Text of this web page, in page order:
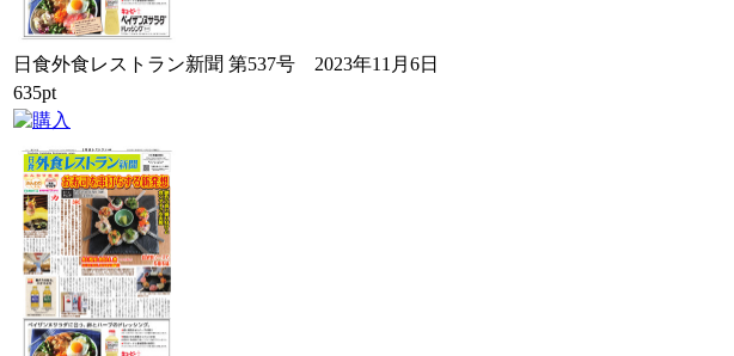
日食外食レストラン新聞 第537号 2023年11月6日
635pt